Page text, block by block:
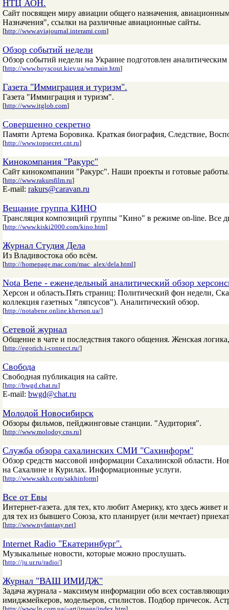
НТЦ АОН.
Сайт посвящен миру авиации общего назначения,
Назначения", ссылки на различные авиационные сайты.
[http://www.aviajournal.interami.com]
Обзор событий недели
Обзор событий недели на Украине подготовлен
[http://www.boyscout.kiev.ua/wnmain.htm]
Газета "Иммиграция и туризм".
Газета "Иммиграция и туризм".
[http://www.itglob.com]
Совершенно секретно
Памяти Артема Боровика. Краткая биография, Следствие,
[http://www.topsecret.cnt.ru]
Кинокомпания "Ракурс"
Сайт кинокомпании "Ракурс". Наши проекты и готовые
[http://www.rakursfilm.ru]
E-mail: rakurs@caravan.ru
Вещание группа КИНО
Трансляция композиций группы "Кино" в режиме on-line. Все
[http://www.kiski2000.com/kino.htm]
Журнал Студия Дела
Из Владивостока обо всём.
[http://homepage.mac.com/mac_alex/dela.html]
Nota Bene - еженедельный аналитический обзор
Херсон и область.Пять страниц: Политический фон недели,
коллекция газетных "ляпсусов"). Аналитический обзор.
[http://notabene.online.kherson.ua/]
Сетевой журнал
Общение в чате и последствия такого общения. Женская
[http://egorich.i-connect.ru/]
Свобода
Свободная публикация на сайте.
[http://bwgd.chat.ru]
E-mail: bwgd@chat.ru
Молодой Новосибирск
Обзоры фильмов, пейджинговые станции. "Аудитория".
[http://www.molodoy.cns.ru]
Служба обзора сахалинских СМИ "Сахинформ"
Обзор средств массовой информации Сахалинской области.
на Сахалине и Курилах. Информационные услуги.
[http://www.sakh.com/sakhinform]
Все от Евы
Интернет-газета. для тех, кто любит Америку, кто здесь
для тех из бывшего Союза, кто планирует (или мечтает)
[http://www.nyfantasy.net]
Internet Radio "Екатеринбург".
Музыкальные новости, которые можно прослушать.
[http://ju.ur.ru/radio/]
Журнал "ВАШ ИМИДЖ"
Задача журнала - максимум информации обо всех
имиджмейкеров, модельеров, стилистов. Подбор причесок.